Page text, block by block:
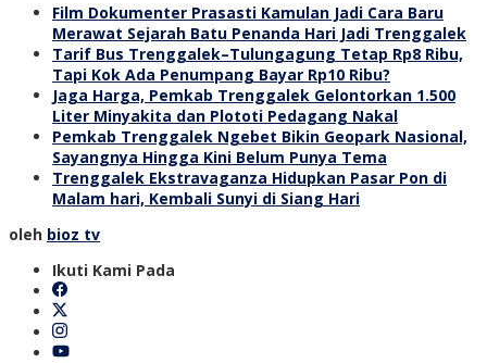
Film Dokumenter Prasasti Kamulan Jadi Cara Baru
Merawat Sejarah Batu Penanda Hari Jadi Trenggalek
Tarif Bus Trenggalek–Tulungagung Tetap Rp8 Ribu,
Tapi Kok Ada Penumpang Bayar Rp10 Ribu?
Jaga Harga, Pemkab Trenggalek Gelontorkan 1.500
Liter Minyakita dan Plototi Pedagang Nakal
Pemkab Trenggalek Ngebet Bikin Geopark Nasional,
Sayangnya Hingga Kini Belum Punya Tema
Trenggalek Ekstravaganza Hidupkan Pasar Pon di
Malam hari, Kembali Sunyi di Siang Hari
oleh bioz tv
Ikuti Kami Pada